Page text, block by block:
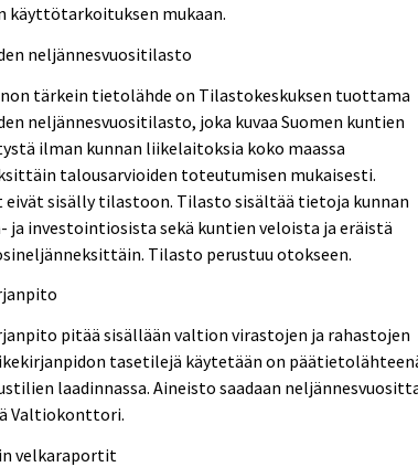
käyttötarkoituksen mukaan.
neljännesvuositilasto
tärkein tietolähde on Tilastokeskuksen tuottama
neljännesvuositilasto, joka kuvaa Suomen kuntien
ilman kunnan liikelaitoksia koko maassa
talousarvioiden toteutumisen mukaisesti.
sisälly tilastoon. Tilasto sisältää tietoja kunnan
ja investointiosista sekä kuntien veloista ja eräistä
Tilasto perustuu otokseen.
pitää sisällään valtion virastojen ja rahastojen
tasetilejä käytetään on
laadinnassa. Aineisto saadaan
Valtiokonttori.
velkaraportit